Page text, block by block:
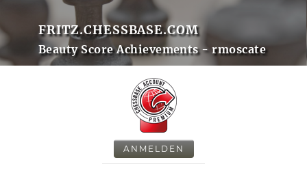
FRITZ.CHESSBASE.COM
Beauty Score Achievements - rmoscate
ANMELDEN